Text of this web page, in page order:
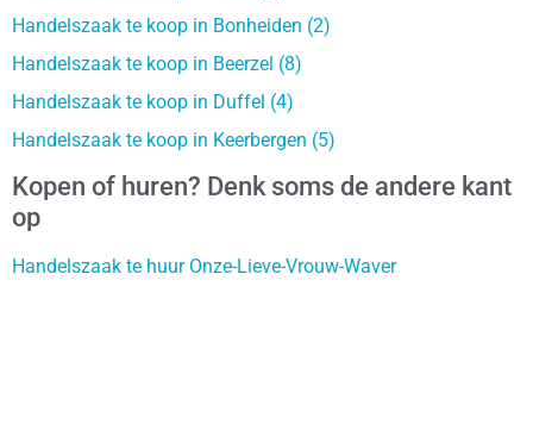
Handelszaak te koop in Bonheiden (2)
Handelszaak te koop in Beerzel (8)
Handelszaak te koop in Duffel (4)
Handelszaak te koop in Keerbergen (5)
Kopen of huren? Denk soms de andere kant
op
Handelszaak te huur Onze-Lieve-Vrouw-Waver